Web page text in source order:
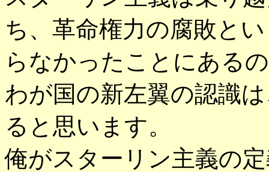
ち、革命権力の腐敗と
らなかったことにある
わが国の新左翼の認識
ると思います。
俺がスターリン主義の